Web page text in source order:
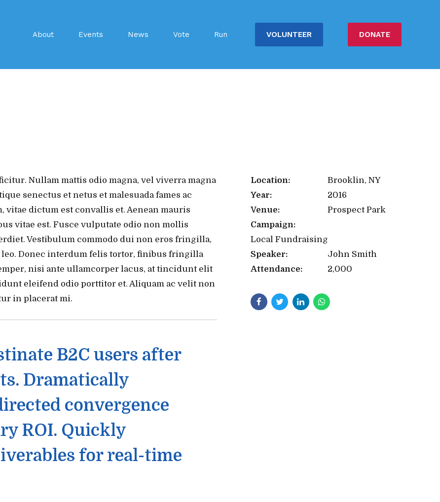
VOLUNTEER DONATE
About Events News Vote Run
Nullam mattis odio magna, vel viverra magna
senectus et netus et malesuada fames ac
vitae dictum est convallis et. Aenean mauris
vitae est. Fusce vulputate odio non mollis
Vestibulum commodo dui non eros fringilla,
Donec interdum felis tortor, finibus fringilla
nisi ante ullamcorper lacus, at tincidunt elit
eleifend odio porttitor et. Aliquam ac velit non
in placerat mi.
B2C users after
Dramatically
convergence
ROI. Quickly
for real-time
Location:
Brooklin, NY
Year:
2016
Venue:
Prospect Park
Campaign:
Local Fundraising
Speaker:
John Smith
Attendance:
2,000